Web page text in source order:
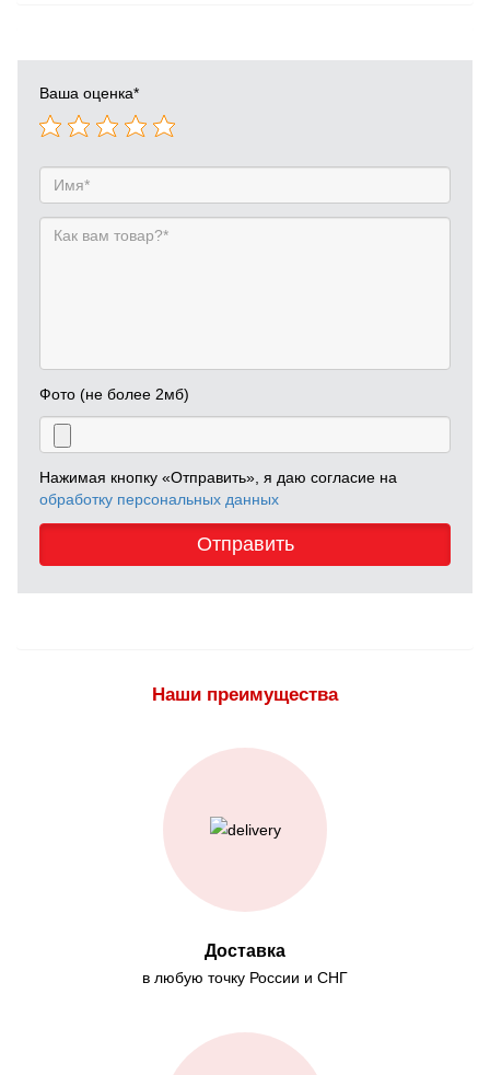
Ваша оценка*
Фото (не более 2мб)
Нажимая кнопку «Отправить», я даю согласие на
обработку персональных данных
Отправить
Наши преимущества
Доставка
в любую точку России и СНГ